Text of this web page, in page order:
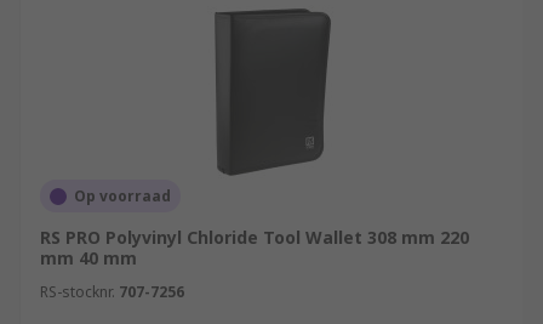
Op voorraad
RS PRO Polyvinyl Chloride Tool Wallet 308 mm 220
mm 40 mm
RS-stocknr. 707-7256